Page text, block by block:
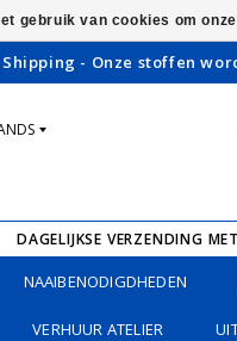
- Onze stoffen
DAGELIJKSE VERZENDING
NAAIBENODIGDHEDEN
VERHUUR ATELIER
gebruik van cookies om